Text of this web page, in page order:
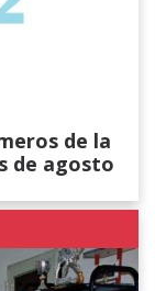
de la
de agosto